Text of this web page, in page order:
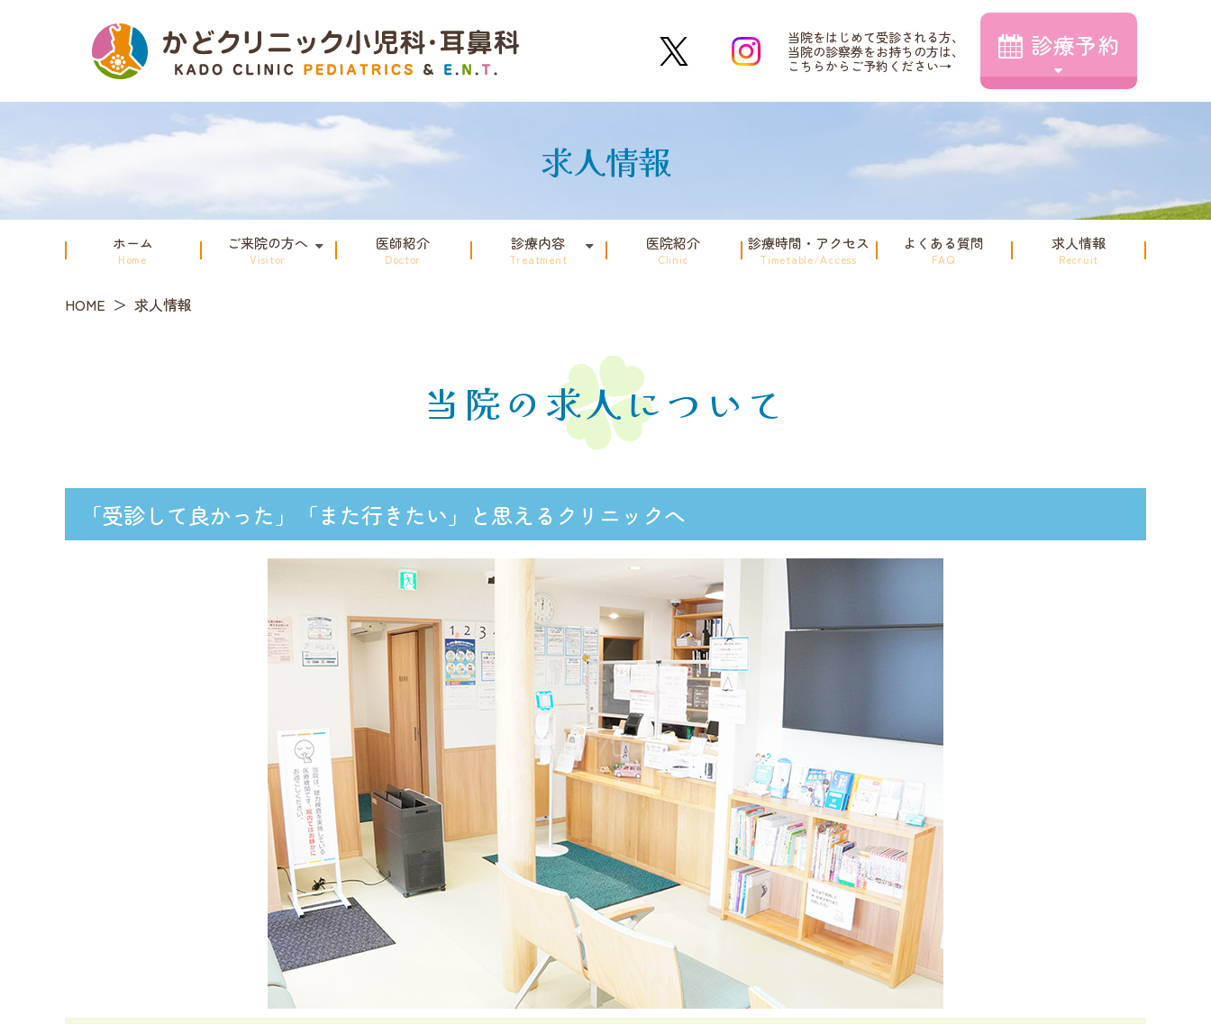
Instagram当院をはじめて受診される方、
当院の診察券をお持ちの方は、
こちらからご予約ください→
診療予約
求人情報
ホーム
Home
ご来院の方へ
Visitor
医師紹介
Doctor
診療内容
Treatment
医院紹介
Clinic
診療時間・アクセス
Timetable/Access
よくある質問
FAQ
求人情報
Recruit
HOME 求人情報
当院の求人について
「受診して良かった」「また行きたい」と思えるクリニックへ